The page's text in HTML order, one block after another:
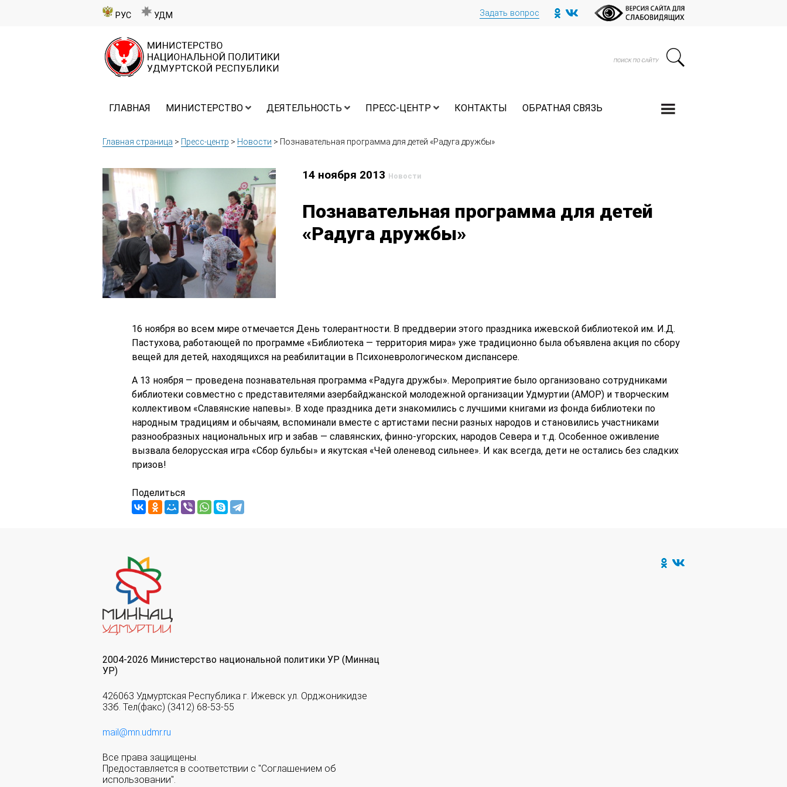
РУС УДМ Задать вопрос
ГЛАВНАЯ МИНИСТЕРСТВО ДЕЯТЕЛЬНОСТЬ ПРЕСС-ЦЕНТР КОНТАКТЫ ОБРАТНАЯ СВЯЗЬ
Главная страница > Пресс-центр > Новости > Познавательная программа для детей «Радуга дружбы»
14 ноября 2013 Новости
Познавательная программа для детей
«Радуга дружбы»
16 ноября во всем мире отмечается День толерантности. В преддверии этого праздника ижевской библиотекой им. И.Д.
Пастухова, работающей по программе «Библиотека — территория мира» уже традиционно была объявлена акция по сбору
вещей для детей, находящихся на реабилитации в Психоневрологическом диспансере.
А 13 ноября — проведена познавательная программа «Радуга дружбы». Мероприятие было организовано сотрудниками
библиотеки совместно с представителями азербайджанской молодежной организации Удмуртии (АМОР) и творческим
коллективом «Славянские напевы». В ходе праздника дети знакомились с лучшими книгами из фонда библиотеки по
народным традициям и обычаям, вспоминали вместе с артистами песни разных народов и становились участниками
разнообразных национальных игр и забав — славянских, финно-угорских, народов Севера и т.д. Особенное оживление
вызвала белорусская игра «Сбор бульбы» и якутская «Чей оленевод сильнее». И как всегда, дети не остались без сладких
призов!
Поделиться
2004-2026 Министерство национальной политики УР (Миннац
УР)
426063 Удмуртская Республика г. Ижевск ул. Орджоникидзе
33б. Тел(факс) (3412) 68-53-55
mail@mn.udmr.ru
Все права защищены.
Предоставляется в соответствии с "Соглашением об
использовании".